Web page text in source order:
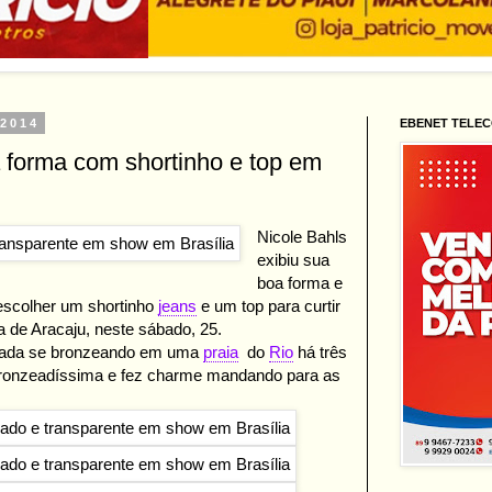
com shortinho e top em
Nicole Bahls
exibiu sua
boa forma e
um shortinho jeans e um top para curtir
de Aracaju, neste sábado, 25.
se bronzeando em uma praia do Rio há três
e fez charme mandando para as
EBENET